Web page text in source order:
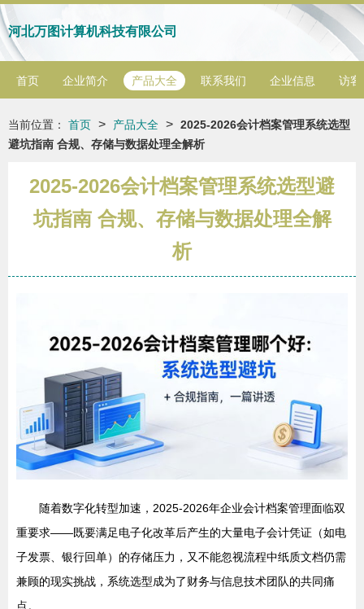
河北万图计算机科技有限公司
首页 企业简介 产品大全 联系我们 企业信息 访客
当前位置： 首页 > 产品大全 > 2025-2026会计档案管理系统选型
避坑指南 合规、存储与数据处理全解析
2025-2026会计档案管理系统选型避
坑指南 合规、存储与数据处理全解
析
随着数字化转型加速，2025-2026年企业会计档案管理面临双
重要求——既要满足电子化改革后产生的大量电子会计凭证（如电
子发票、银行回单）的存储压力，又不能忽视流程中纸质文档仍需
兼顾的现实挑战，系统选型成为了财务与信息技术团队的共同痛
点。